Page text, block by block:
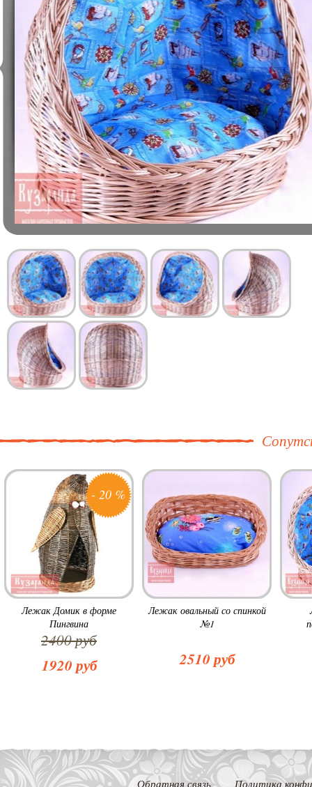
- 20 %
Лежак Домик в форме
Пингвина
2400 руб
1920 руб
Лежак овальный со спинкой
№1
2510 руб
Обратная связь Политика